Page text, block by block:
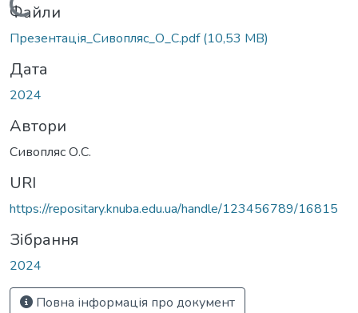
Вантажиться...
Файли
Презентація_Сивопляс_О_С.pdf(10,53 MB)
Дата
2024
Автори
Сивопляс О.С.
URI
https://repositary.knuba.edu.ua/handle/123456789/16815
Зібрання
2024
Повна інформація про документ